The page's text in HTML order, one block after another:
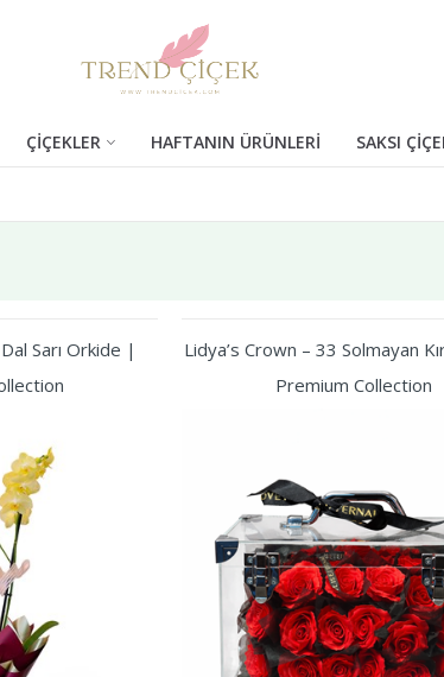
ÇİÇEKLER HAFTANIN ÜRÜNLERİ SAKSI
Sarı Orkide |
Lidya’s Crown – 33 Solmayan
Premium Collection